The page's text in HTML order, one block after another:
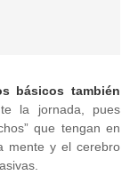
básicos también
la jornada, pues
que tengan en
mente y el cerebro